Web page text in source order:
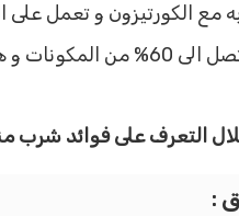
مع الكورتيزون و تعمل
و تحتوى ايضا على مادة
التعرف على فوائد شرب
: